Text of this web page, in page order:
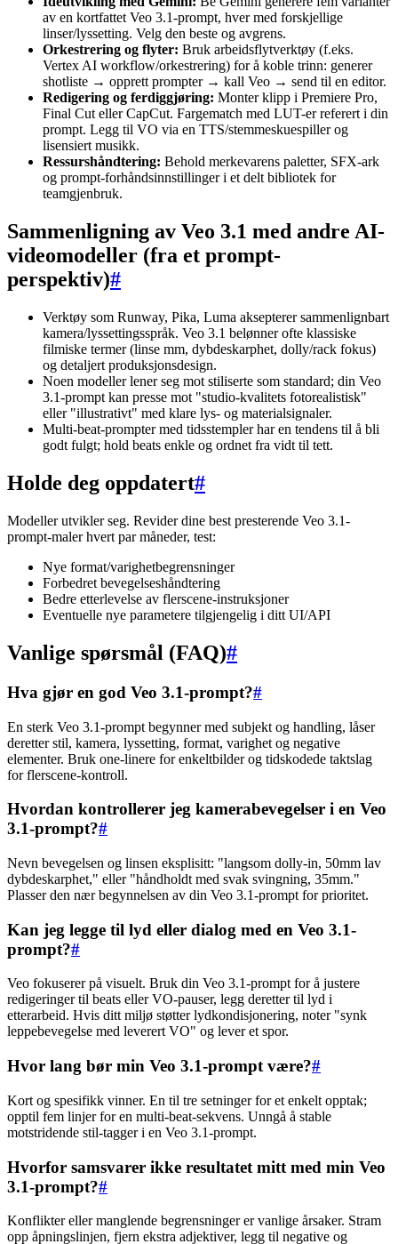
av en kortfattet Veo 3.1-prompt, hver med forskjellige
linser/lyssetting. Velg den beste og avgrens.
Orkestrering og flyter: Bruk arbeidsflytverktøy (f.eks.
Vertex AI workflow/orkestrering) for å koble trinn: generer
shotliste → opprett prompter → kall Veo → send til en editor.
Redigering og ferdiggjøring: Monter klipp i Premiere Pro,
Final Cut eller CapCut. Fargematch med LUT-er referert i din
prompt. Legg til VO via en TTS/stemmeskuespiller og
lisensiert musikk.
Ressurshåndtering: Behold merkevarens paletter, SFX-ark
og prompt-forhåndsinnstillinger i et delt bibliotek for
teamgjenbruk.
Sammenligning av Veo 3.1 med andre AI-
videomodeller (fra et prompt-
perspektiv)#
Verktøy som Runway, Pika, Luma aksepterer sammenlignbart
kamera/lyssettingsspråk. Veo 3.1 belønner ofte klassiske
filmiske termer (linse mm, dybdeskarphet, dolly/rack fokus)
og detaljert produksjonsdesign.
Noen modeller lener seg mot stiliserte som standard; din Veo
3.1-prompt kan presse mot "studio-kvalitets fotorealistisk"
eller "illustrativt" med klare lys- og materialsignaler.
Multi-beat-prompter med tidsstempler har en tendens til å bli
godt fulgt; hold beats enkle og ordnet fra vidt til tett.
Holde deg oppdatert#
Modeller utvikler seg. Revider dine best presterende Veo 3.1-
prompt-maler hvert par måneder, test:
Nye format/varighetbegrensninger
Forbedret bevegelseshåndtering
Bedre etterlevelse av flerscene-instruksjoner
Eventuelle nye parametere tilgjengelig i ditt UI/API
Vanlige spørsmål (FAQ)#
Hva gjør en god Veo 3.1-prompt?#
En sterk Veo 3.1-prompt begynner med subjekt og handling, låser
deretter stil, kamera, lyssetting, format, varighet og negative
elementer. Bruk one-linere for enkeltbilder og tidskodede taktslag
for flerscene-kontroll.
Hvordan kontrollerer jeg kamerabevegelser i en Veo
3.1-prompt?#
Nevn bevegelsen og linsen eksplisitt: "langsom dolly-in, 50mm lav
dybdeskarphet," eller "håndholdt med svak svingning, 35mm."
Plasser den nær begynnelsen av din Veo 3.1-prompt for prioritet.
Kan jeg legge til lyd eller dialog med en Veo 3.1-
prompt?#
Veo fokuserer på visuelt. Bruk din Veo 3.1-prompt for å justere
redigeringer til beats eller VO-pauser, legg deretter til lyd i
etterarbeid. Hvis ditt miljø støtter lydkondisjonering, noter "synk
leppebevegelse med leverert VO" og lever et spor.
Hvor lang bør min Veo 3.1-prompt være?#
Kort og spesifikk vinner. En til tre setninger for et enkelt opptak;
opptil fem linjer for en multi-beat-sekvens. Unngå å stable
motstridende stil-tagger i en Veo 3.1-prompt.
Hvorfor samsvarer ikke resultatet mitt med min Veo
3.1-prompt?#
Konflikter eller manglende begrensninger er vanlige årsaker. Stram
opp åpningslinjen, fjern ekstra adjektiver, legg til negative og